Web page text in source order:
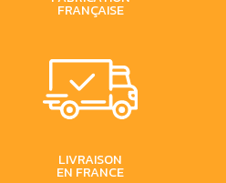
FRANÇAISE
LIVRAISON
EN FRANCE